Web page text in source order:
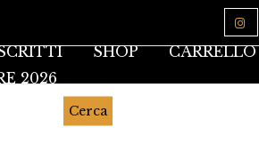
SHOP
CARRELLO
2026
Cerca